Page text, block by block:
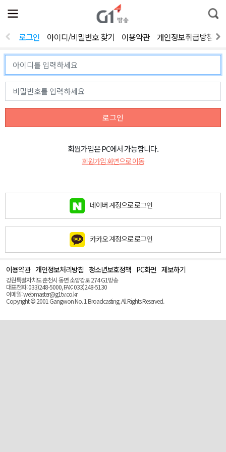
전
체
뉴
열
통
합
색
로그인 아이디/비밀번호 찾기 이용약관 개인정보취급방침
로그인
회원가입은 PC에서 가능합니다.
회원가입 화면으로 이동
네이버 계정으로 로그인
카카오 계정으로 로그인
이용약관 개인정보처리방침 청소년보호정책 PC화면 제보하기
강원특별자치도 춘천시 동면 소양강로 274 G1방송
대표전화: 033)248-5000, FAX: 033)248-5130
이메일: webmaster@g1tv.co.kr
Copyright © 2001 Gangwon No. 1 Broadcasting. All Rights Reserved.